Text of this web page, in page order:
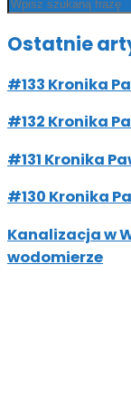
Ostatnie
#133 Kronika
#132 Kronika
#131 Kronika
#130 Kronika
Kanalizacja w
wodomierze